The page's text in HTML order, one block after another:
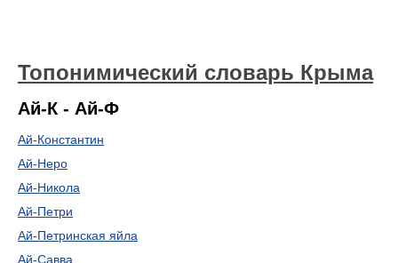
Топонимический словарь Крыма
Ай-К - Ай-Ф
Ай-Константин
Ай-Неро
Ай-Никола
Ай-Петри
Ай-Петринская яйла
Ай-Савва